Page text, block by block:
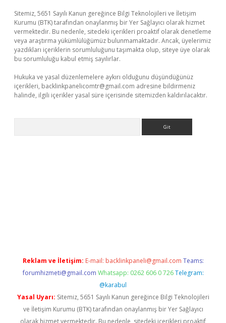
Sitemiz, 5651 Sayılı Kanun gereğince Bilgi Teknolojileri ve İletişim
Kurumu (BTK) tarafından onaylanmış bir Yer Sağlayıcı olarak hizmet
vermektedir. Bu nedenle, sitedeki içerikleri proaktif olarak denetleme
veya araştırma yükümlülüğümüz bulunmamaktadır. Ancak, üyelerimiz
yazdıkları içeriklerin sorumluluğunu taşımakta olup, siteye üye olarak
bu sorumluluğu kabul etmiş sayılırlar.
Hukuka ve yasal düzenlemelere aykırı olduğunu düşündüğünüz
içerikleri, backlinkpanelicomtr@gmail.com adresine bildirmeniz
halinde, ilgili içerikler yasal süre içerisinde sitemizden kaldırılacaktır.
Reklam ve İletişim: E-mail: backlinkpaneli@gmail.com Teams:
forumhizmeti@gmail.com Whatsapp: 0262 606 0 726 Telegram:
@karabul
Yasal Uyarı: Sitemiz, 5651 Sayılı Kanun gereğince Bilgi Teknolojileri
ve İletişim Kurumu (BTK) tarafından onaylanmış bir Yer Sağlayıcı
olarak hizmet vermektedir. Bu nedenle, sitedeki içerikleri proaktif